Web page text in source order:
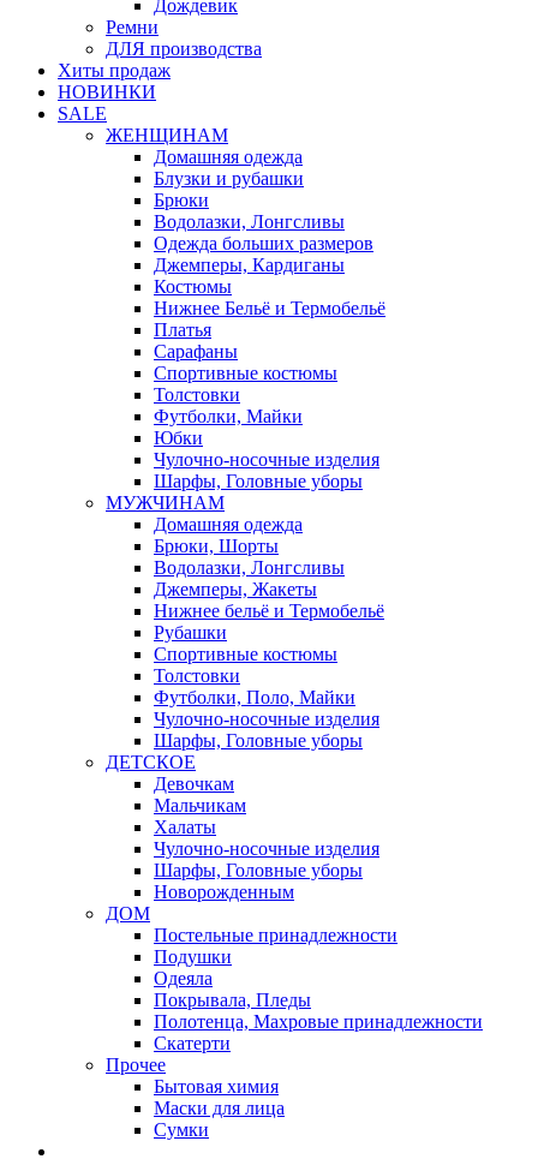
Дождевик
Ремни
ДЛЯ производства
Хиты продаж
НОВИНКИ
SALE
ЖЕНЩИНАМ
Домашняя одежда
Блузки и рубашки
Брюки
Водолазки, Лонгсливы
Одежда больших размеров
Джемперы, Кардиганы
Костюмы
Нижнее Бельё и Термобельё
Платья
Сарафаны
Спортивные костюмы
Толстовки
Футболки, Майки
Юбки
Чулочно-носочные изделия
Шарфы, Головные уборы
МУЖЧИНАМ
Домашняя одежда
Брюки, Шорты
Водолазки, Лонгсливы
Джемперы, Жакеты
Нижнее бельё и Термобельё
Рубашки
Спортивные костюмы
Толстовки
Футболки, Поло, Майки
Чулочно-носочные изделия
Шарфы, Головные уборы
ДЕТСКОЕ
Девочкам
Мальчикам
Халаты
Чулочно-носочные изделия
Шарфы, Головные уборы
Новорожденным
ДОМ
Постельные принадлежности
Подушки
Одеяла
Покрывала, Пледы
Полотенца, Махровые принадлежности
Скатерти
Прочее
Бытовая химия
Маски для лица
Сумки